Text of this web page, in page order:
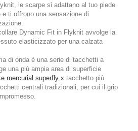
le scarpe si adattano al tuo piede
ti offrono una sensazione di
Dynamic Fit in Flyknit avvolge la
elasticizzato per una calzata
di onda è una serie di tacchetti a
una più ampia area di superficie
mercurial superfly x tacchetto più
centrali tradizionali, per cui il grip